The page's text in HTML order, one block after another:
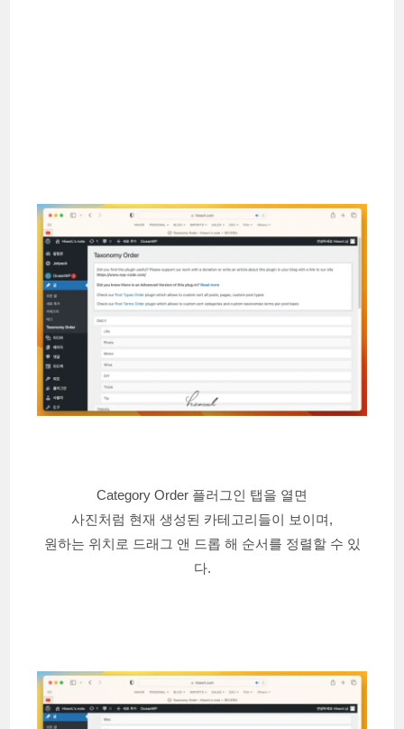
Category Order 플러그인 탭을 열면
사진처럼 현재 생성된 카테고리들이 보이며,
원하는 위치로 드래그 앤 드롭 해 순서를 정렬할 수 있
다.